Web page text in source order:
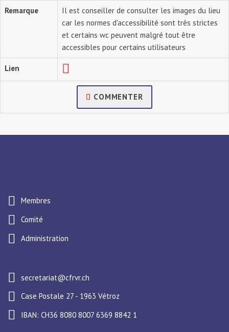
Remarque
Il est conseiller de consulter les images du lieu
car les normes d'accessibilité sont très strictes
et certains wc peuvent malgré tout être
accessibles pour certains utilisateurs
Lien
COMMENTER
Membres
Comité
Administration
secretariat@cfrvr.ch
Case Postale 27 - 1963 Vétroz
IBAN: CH36 8080 8007 6369 8842 1